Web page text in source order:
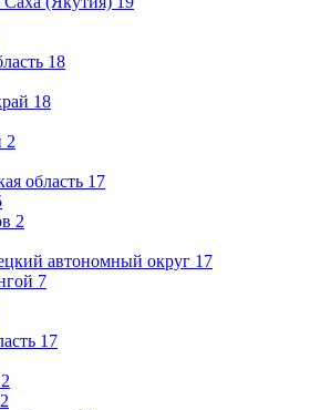
18
18
2
область 17
2
автономный округ 17
7
17
2
2